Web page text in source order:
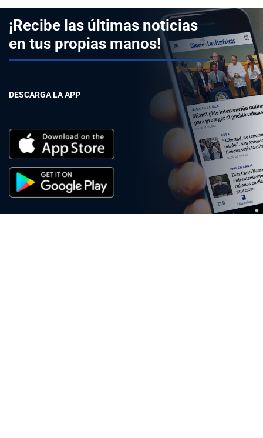
¡Recibe las últimas noticias
en tus propias manos!
DESCARGA LA APP